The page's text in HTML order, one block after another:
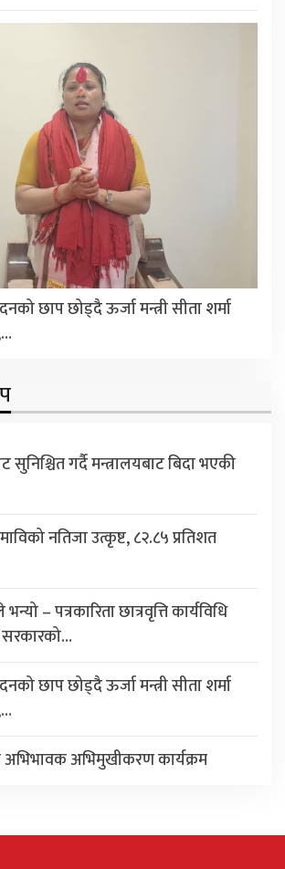
छाप छोड्दै ऊर्जा मन्त्री सीता शर्मा
गर्दै मन्त्रालयबाट बिदा भएकी
नतिजा उत्कृष्ट, ८२.८५ प्रतिशत
– पत्रकारिता छात्रवृत्ति कार्यविधि
छाप छोड्दै ऊर्जा मन्त्री सीता शर्मा
अभिभावक अभिमुखीकरण कार्यक्रम